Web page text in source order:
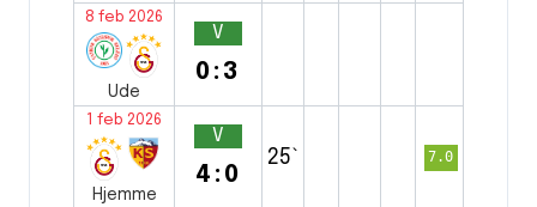
8 feb 2026
Ude
V
0:3
1 feb 2026
Hjemme
V
4:0
25` 7.0